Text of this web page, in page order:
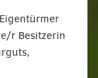
r Besitzerin